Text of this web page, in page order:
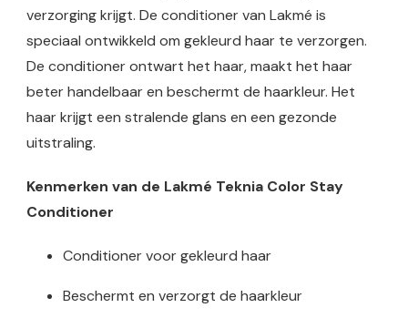
verzorging krijgt. De conditioner van Lakmé is
speciaal ontwikkeld om gekleurd haar te verzorgen.
De conditioner ontwart het haar, maakt het haar
beter handelbaar en beschermt de haarkleur. Het
haar krijgt een stralende glans en een gezonde
uitstraling.
Kenmerken van de Lakmé Teknia Color Stay
Conditioner
Conditioner voor gekleurd haar
Beschermt en verzorgt de haarkleur